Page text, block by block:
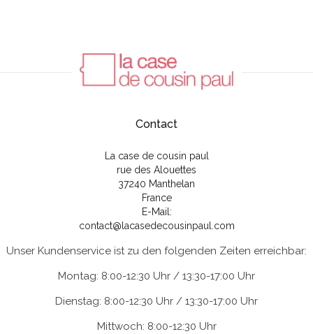
Contact
La case de cousin paul
rue des Alouettes
37240 Manthelan
France
E-Mail:
contact@lacasedecousinpaul.com
Unser Kundenservice ist zu den folgenden Zeiten erreichbar:
Montag: 8:00-12:30 Uhr / 13:30-17:00 Uhr
Dienstag: 8:00-12:30 Uhr / 13:30-17:00 Uhr
Mittwoch: 8:00-12:30 Uhr